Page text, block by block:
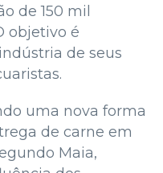
de 150 mil
objetivo é
de seus
uma nova forma
de carne em
Maia,